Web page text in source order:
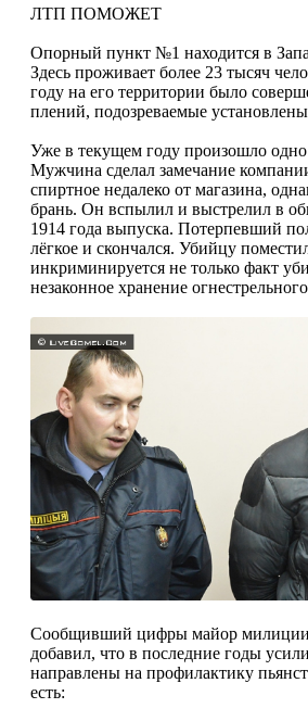
ЛТП ПОМОЖЕТ
Опорный пункт №1 находится в
Здесь про­живает более 23 тысяч
году на его территории было
плений, подозреваемые
Уже в текущем году произошло одно
Мужчина сделал замечание
спиртное неда­леко от магазина,
брань. Он вспылил и выстре­лил в
1914 года выпуска. Потерпевший
лёгкое и скон­чался. Убийцу
инкрими­нируется не только факт
незакон­ное хранение
Сообщивший цифры майор
добавил, что в последние годы
направлены на профилактику
есть: